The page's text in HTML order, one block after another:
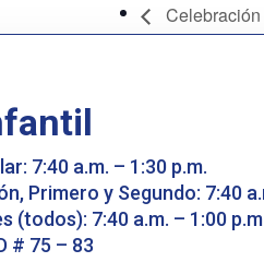
7:40 a.m. – 1:30 p.m.
Primero y Segundo: 7:40
(todos): 7:40 a.m. – 1:00
# 75 – 83